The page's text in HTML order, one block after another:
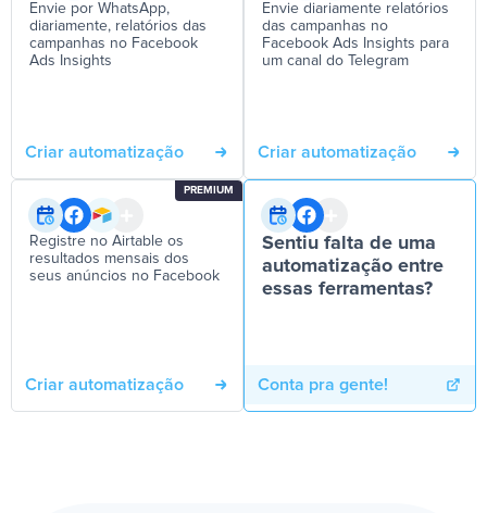
Envie por WhatsApp,
diariamente, relatórios das
campanhas no Facebook
Ads Insights
Criar automatização
Envie diariamente relatórios
das campanhas no
Facebook Ads Insights para
um canal do Telegram
Criar automatização
PREMIUM
Registre no Airtable os
resultados mensais dos
seus anúncios no Facebook
Criar automatização
Sentiu falta de uma
automatização entre
essas ferramentas?
Conta pra gente!